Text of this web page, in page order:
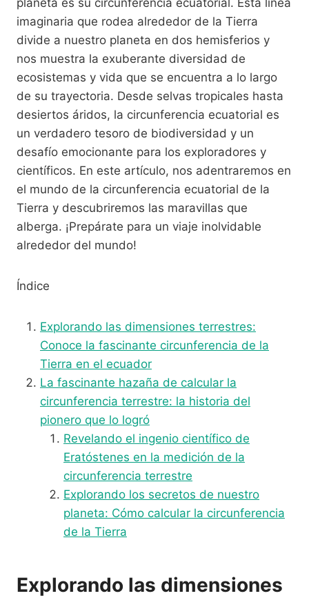
imaginaria que rodea alrededor de la Tierra
divide a nuestro planeta en dos hemisferios y
nos muestra la exuberante diversidad de
ecosistemas y vida que se encuentra a lo largo
de su trayectoria. Desde selvas tropicales hasta
desiertos áridos, la circunferencia ecuatorial es
un verdadero tesoro de biodiversidad y un
desafío emocionante para los exploradores y
científicos. En este artículo, nos adentraremos en
el mundo de la circunferencia ecuatorial de la
Tierra y descubriremos las maravillas que
alberga. ¡Prepárate para un viaje inolvidable
alrededor del mundo!
Índice
Explorando las dimensiones terrestres:
Conoce la fascinante circunferencia de la
Tierra en el ecuador
La fascinante hazaña de calcular la
circunferencia terrestre: la historia del
pionero que lo logró
Revelando el ingenio científico de
Eratóstenes en la medición de la
circunferencia terrestre
Explorando los secretos de nuestro
planeta: Cómo calcular la circunferencia
de la Tierra
Explorando las dimensiones